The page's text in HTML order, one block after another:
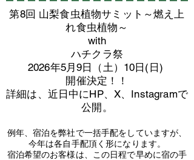
第8回 山梨食虫植物サミット～燃え上
れ食虫植物～
with
​ハチクラ祭
2026年5月9日（土）10日(日)
​開催決定！！
詳細は、近日中にHP、X、Instagramで
公開。
例年、宿泊を弊社で一括手配をしていますが、
今年は各自手配頂く形になります。
​宿泊希望のお客様は、この日程で早めに宿の手